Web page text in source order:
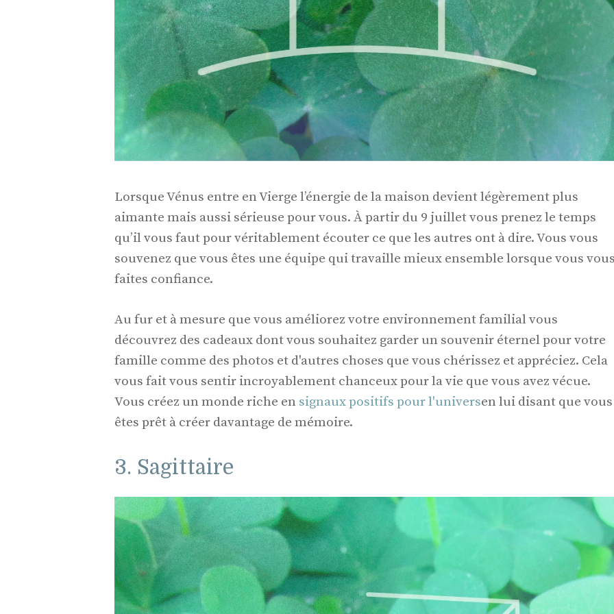
Lorsque Vénus entre en Vierge l’énergie de la maison devient légèrement plus
aimante mais aussi sérieuse pour vous. À partir du 9 juillet vous prenez le temps
qu’il vous faut pour véritablement écouter ce que les autres ont à dire. Vous vous
souvenez que vous êtes une équipe qui travaille mieux ensemble lorsque vous
faites confiance.
Au fur et à mesure que vous améliorez votre environnement familial vous
découvrez des cadeaux dont vous souhaitez garder un souvenir éternel pour votre
famille comme des photos et d'autres choses que vous chérissez et appréciez. Cela
vous fait vous sentir incroyablement chanceux pour la vie que vous avez vécue.
Vous créez un monde riche en signaux positifs pour l'universen lui disant que vous
êtes prêt à créer davantage de mémoire.
3. Sagittaire